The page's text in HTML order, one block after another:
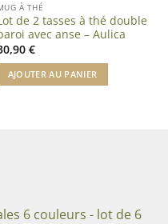
À THÉ
de 2 tasses à thé double
avec anse – Aulica
€
AJOUTER AU PANIER
6 couleurs - lot de 6